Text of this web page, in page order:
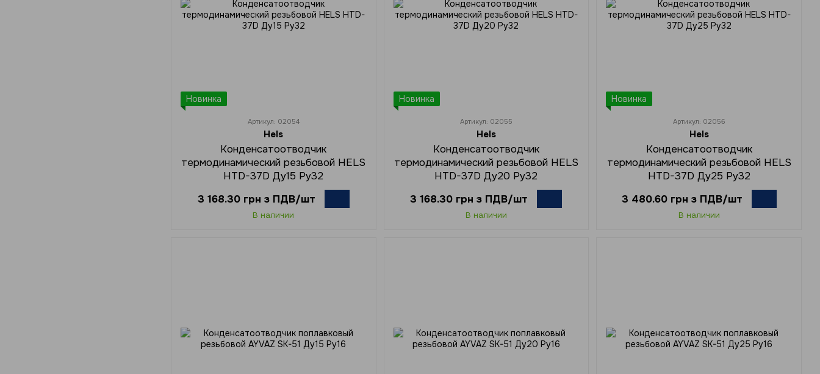
Новинка
Артикул: 02054
Hels
Конденсатоотводчик
термодинамический резьбовой HELS
HTD-37D Ду15 Ру32
3 168.30 грн з ПДВ/шт
В наличии
Новинка
Артикул: 02055
Hels
Конденсатоотводчик
термодинамический резьбовой HELS
HTD-37D Ду20 Ру32
3 168.30 грн з ПДВ/шт
В наличии
Новинка
Артикул: 02056
Hels
Конденсатоотводчик
термодинамический резьбовой HELS
HTD-37D Ду25 Ру32
3 480.60 грн з ПДВ/шт
В наличии